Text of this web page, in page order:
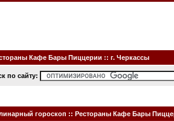
Кафе Бары Пиццерии :: г. Черкассы
по сайту:
гороскоп :: Рестораны Кафе Бары